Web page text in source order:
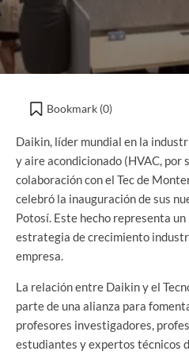
Bookmark (0)
Daikin, líder mundial en la
y aire acondicionado (HVAC, por
colaboración con el Tec de
celebró la inauguración de sus
Potosí. Este hecho representa
estrategia de crecimiento
empresa.
La relación entre Daikin y el
parte de una alianza para
profesores investigadores,
estudiantes y expertos técnicos